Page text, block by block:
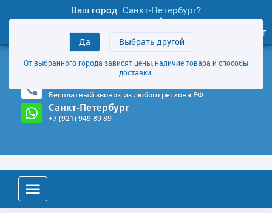
Ваш город Санкт-Петербург?
Да Выбрать другой
От выбранного города зависят цены, наличие товара и способы
доставки.
товаров
Личный кабинет
+7 (921) 949 89 89
Магазин и склад в Санкт-Петербурге (Карта)
Бесплатный звонок из любого региона РФ
Санкт-Петербург
+7 (921) 949 89 89